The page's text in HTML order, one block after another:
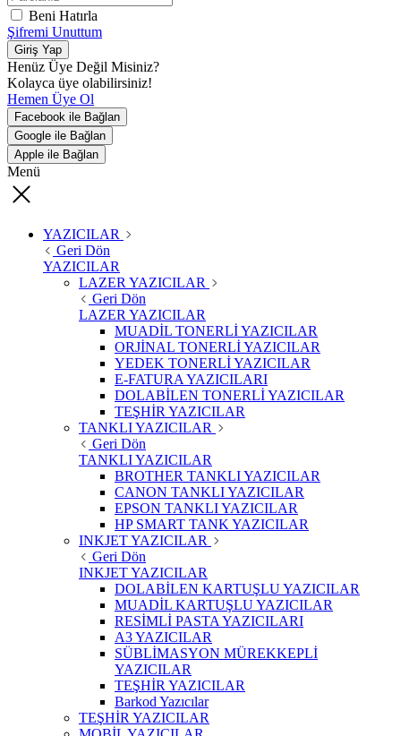
Beni Hatırla
Şifremi Unuttum
Giriş Yap
Henüz Üye Değil Misiniz?
Kolayca üye olabilirsiniz!
Hemen Üye Ol
Facebook ile Bağlan
Google ile Bağlan
Apple ile Bağlan
Menü
YAZICILAR
Geri Dön
YAZICILAR
LAZER YAZICILAR
Geri Dön
LAZER YAZICILAR
MUADİL TONERLİ YAZICILAR
ORJİNAL TONERLİ YAZICILAR
YEDEK TONERLİ YAZICILAR
E-FATURA YAZICILARI
DOLABİLEN TONERLİ YAZICILAR
TEŞHİR YAZICILAR
TANKLI YAZICILAR
Geri Dön
TANKLI YAZICILAR
BROTHER TANKLI YAZICILAR
CANON TANKLI YAZICILAR
EPSON TANKLI YAZICILAR
HP SMART TANK YAZICILAR
INKJET YAZICILAR
Geri Dön
INKJET YAZICILAR
DOLABİLEN KARTUŞLU YAZICILAR
MUADİL KARTUŞLU YAZICILAR
RESİMLİ PASTA YAZICILARI
A3 YAZICILAR
SÜBLİMASYON MÜREKKEPLİ
YAZICILAR
TEŞHİR YAZICILAR
Barkod Yazıcılar
TEŞHİR YAZICILAR